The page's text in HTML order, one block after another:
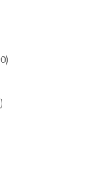
0izdelkov